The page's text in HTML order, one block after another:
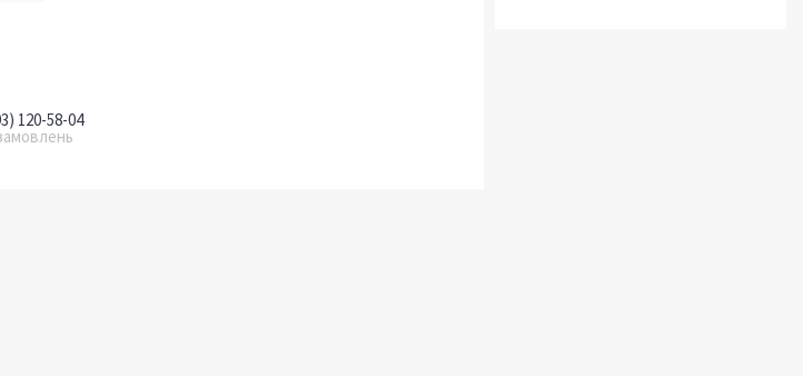
120-58-04